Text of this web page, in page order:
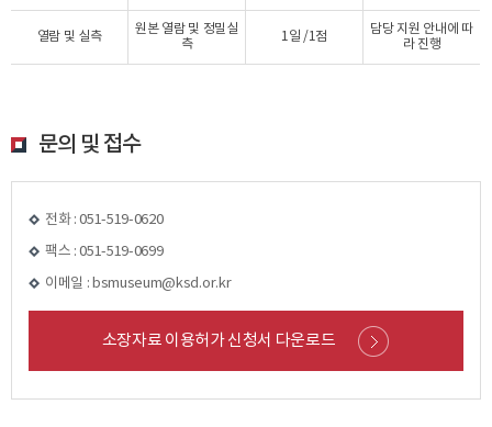
열람 및 실측
원본 열람 및 정밀실
측
1일 /1점
담당 지원 안내에 따
라 진행
문의 및 접수
전화 : 051-519-0620
팩스 : 051-519-0699
이메일 : bsmuseum@ksd.or.kr
소장자료 이용허가 신청서 다운로드